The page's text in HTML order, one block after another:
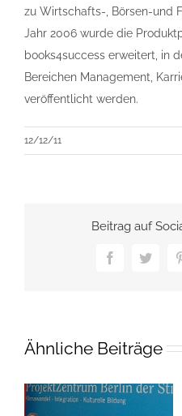
zu Wirtschafts-, Börsen-und
Jahr 2006 wurde die
books4success erweitert, in
Bereichen Management,
veröffentlicht werden.
12/12/11
Beitrag auf
FacebookTwitter
Ähnliche Beiträge